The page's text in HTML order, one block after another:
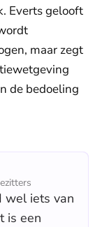
Everts gelooft
maar zegt
de bedoeling
wel iets van
is een